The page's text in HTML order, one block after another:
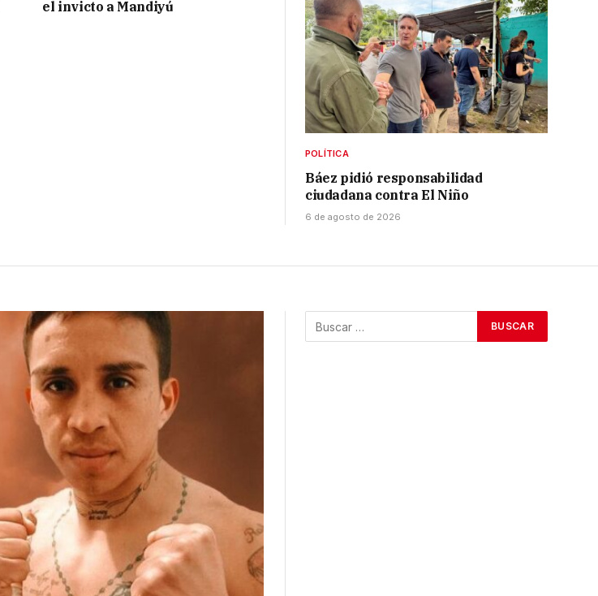
el invicto a Mandiyú
POLÍTICA
Báez pidió responsabilidad
ciudadana contra El Niño
6 de agosto de 2026